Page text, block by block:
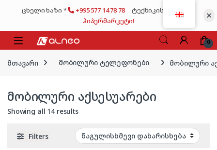
ცხელი ხაზი * +995 577 14 78 78
ტექნიკის მსხვილი
ჰიპერმარკეტი!
✕
0
მთავარი მობილური ტელეფონები მობილური
მობილური აქსესუარები
Showing all 14 results
Filters